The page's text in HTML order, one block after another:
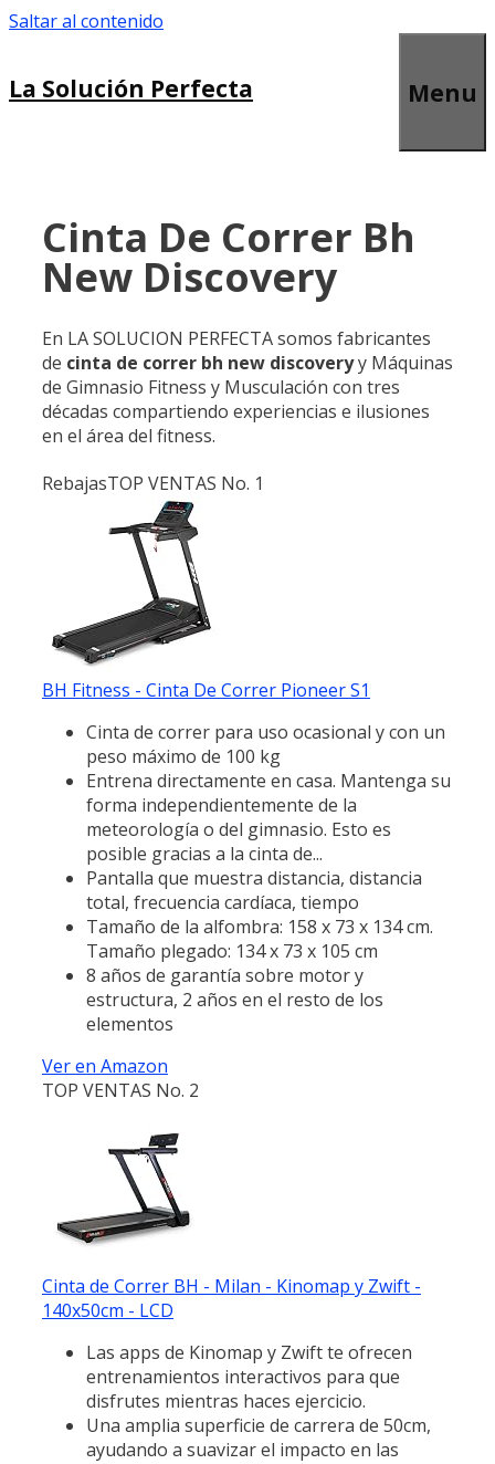
Saltar al contenido
La Solución Perfecta Menu
Cinta De Correr Bh
New Discovery
En LA SOLUCION PERFECTA somos fabricantes
de cinta de correr bh new discoveryy Máquinas
de Gimnasio Fitness y Musculación con tres
décadas compartiendo experiencias e ilusiones
en el área del fitness.
RebajasTOP VENTAS No. 1
BH Fitness - Cinta De Correr Pioneer S1
Cinta de correr para uso ocasional y con un
peso máximo de 100 kg
Entrena directamente en casa. Mantenga su
forma independientemente de la
meteorología o del gimnasio. Esto es
posible gracias a la cinta de...
Pantalla que muestra distancia, distancia
total, frecuencia cardíaca, tiempo
Tamaño de la alfombra: 158 x 73 x 134 cm.
Tamaño plegado: 134 x 73 x 105 cm
8 años de garantía sobre motor y
estructura, 2 años en el resto de los
elementos
Ver en Amazon
TOP VENTAS No. 2
Cinta de Correr BH - Milan - Kinomap y Zwift -
140x50cm - LCD
Las apps de Kinomap y Zwift te ofrecen
entrenamientos interactivos para que
disfrutes mientras haces ejercicio.
Una amplia superficie de carrera de 50cm,
ayudando a suavizar el impacto en las